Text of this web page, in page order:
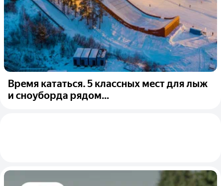
Время кататься. 5 классных мест для лыж
и сноуборда рядом...